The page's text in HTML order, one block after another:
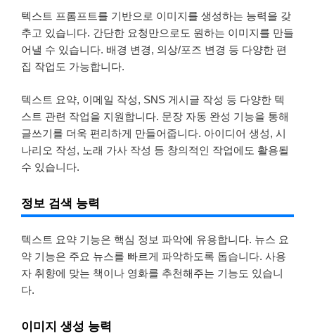
텍스트 프롬프트를 기반으로 이미지를 생성하는 능력을 갖
추고 있습니다. 간단한 요청만으로도 원하는 이미지를 만들
어낼 수 있습니다. 배경 변경, 의상/포즈 변경 등 다양한 편
집 작업도 가능합니다.
텍스트 요약, 이메일 작성, SNS 게시글 작성 등 다양한 텍
스트 관련 작업을 지원합니다. 문장 자동 완성 기능을 통해
글쓰기를 더욱 편리하게 만들어줍니다. 아이디어 생성, 시
나리오 작성, 노래 가사 작성 등 창의적인 작업에도 활용될
수 있습니다.
정보 검색 능력
텍스트 요약 기능은 핵심 정보 파악에 유용합니다. 뉴스 요
약 기능은 주요 뉴스를 빠르게 파악하도록 돕습니다. 사용
자 취향에 맞는 책이나 영화를 추천해주는 기능도 있습니
다.
이미지 생성 능력